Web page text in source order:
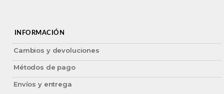
INFORMACIÓN
Cambios y devoluciones
Métodos de pago
Envíos y entrega